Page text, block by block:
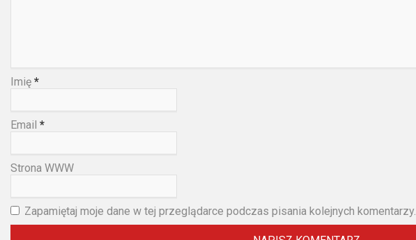
Showtime
Podsumowania
2023
2022
2021
2020
Imię *
Email *
Strona WWW
Zapamiętaj moje dane w tej przeglądarce podczas pisania kolejnych komentarzy.